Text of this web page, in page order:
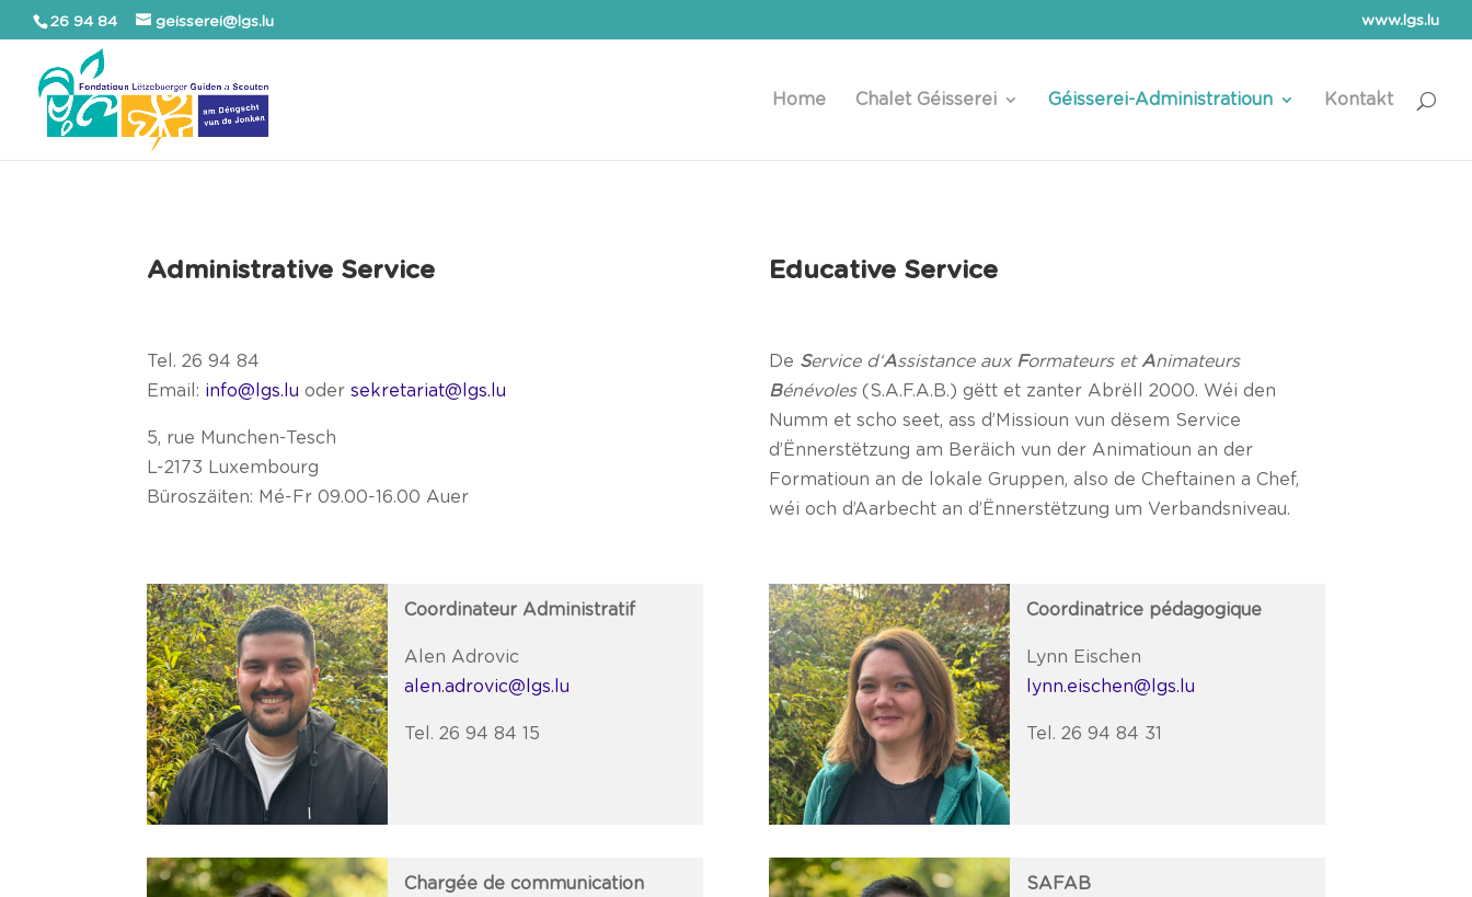
26 94 84 geisserei@lgs.lu www.lgs.lu
Home Chalet Géisserei Géisserei-Administratioun Kontakt
Administrative Service
Tel. 26 94 84
Email: info@lgs.lu odersekretariat@lgs.lu
5, rue Munchen-Tesch
L-2173 Luxembourg
Büroszäiten: Mé-Fr 09.00-16.00 Auer
Coordinateur Administratif
Alen Adrovic
alen.adrovic@lgs.lu
Tel. 26 94 84 15
Chargée de communication
Educative Service
De Service d‘Assistance aux Formateurs et Animateurs
Bénévoles(S.A.F.A.B.) gëtt et zanter Abrëll 2000. Wéi den
Numm et scho seet, ass d’Missioun vun dësem Service
d’Ënnerstëtzung am Beräich vun der Animatioun an der
Formatioun an de lokale Gruppen, also de Cheftainen a Chef,
wéi och d’Aarbecht an d’Ënnerstëtzung um Verbandsniveau.
Coordinatrice pédagogique
Lynn Eischen
lynn.eischen@lgs.lu
Tel. 26 94 84 31
SAFAB